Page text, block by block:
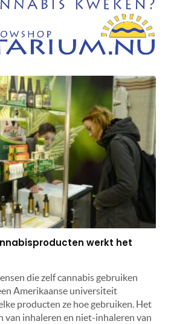
werkt het
die zelf cannabis gebruiken
Amerikaanse universiteit
producten ze hoe gebruiken. Het
van inhaleren en niet-inhaleren van